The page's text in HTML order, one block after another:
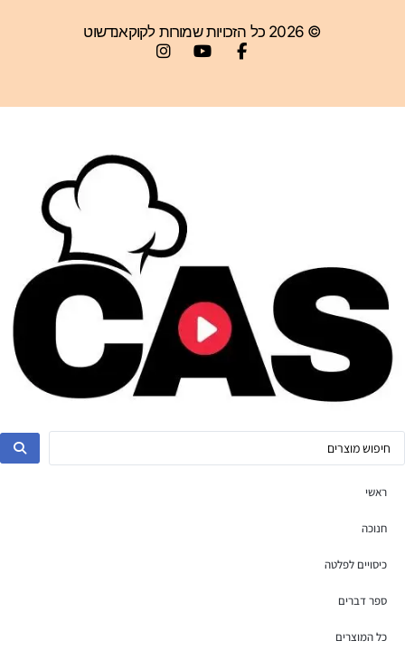
© 2026 כל הזכויות שמורות לקוקאנדשוט
ראשי
חנוכה
כיסויים לפלטה
ספר דברים
כל המוצרים